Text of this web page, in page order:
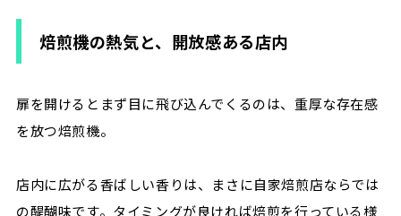
焙煎機の熱気と、開放感ある店内
扉を開けるとまず目に飛び込んでくるのは、重厚な存在感
を放つ焙煎機。
店内に広がる香ばしい香りは、まさに自家焙煎店ならでは
の醍醐味です。タイミングが良ければ焙煎を行っている様